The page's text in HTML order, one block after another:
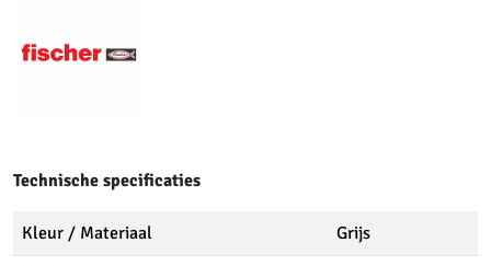
Technische specificaties
Kleur / Materiaal Grijs